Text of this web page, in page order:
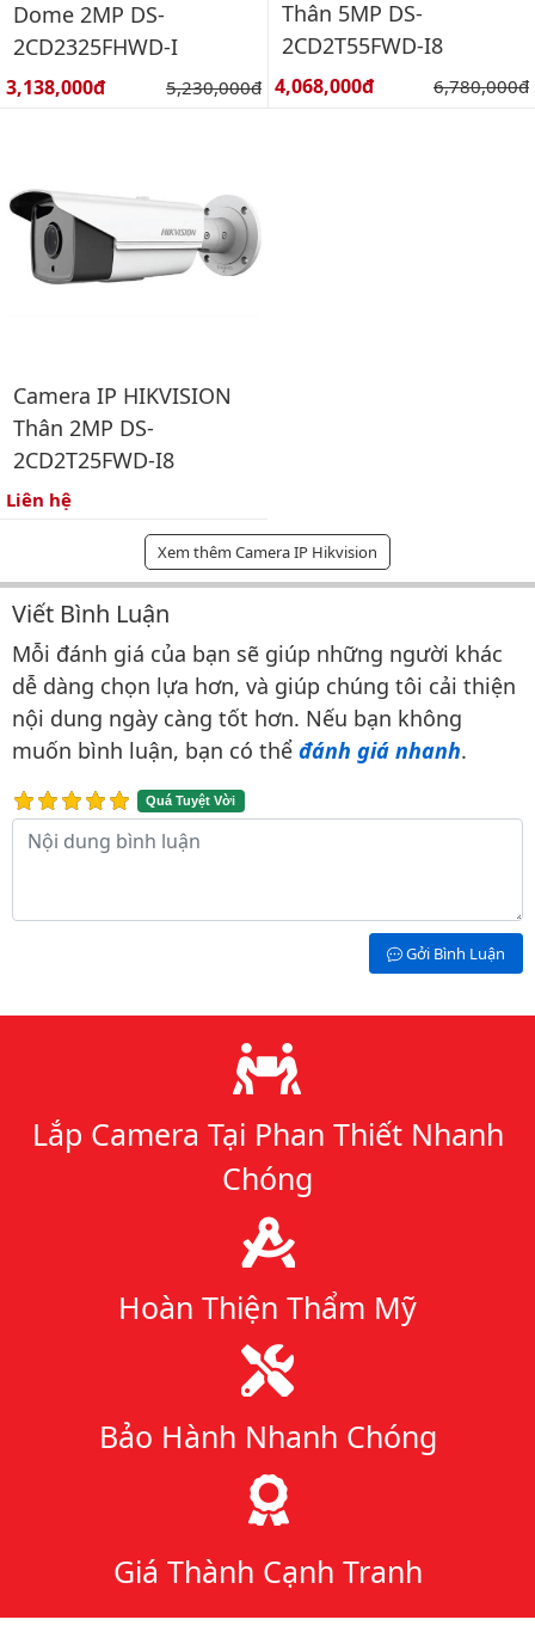
Dome 2MP DS-
2CD2325FHWD-I
Giá bán:
3,138,000đ Giá gốc:
5,230,000đ
Thân 5MP DS-
2CD2T55FWD-I8
Giá bán:
4,068,000đ Giá gốc:
6,780,000đ
Camera IP HIKVISION
Thân 2MP DS-
2CD2T25FWD-I8
Liên hệ
Xem thêm Camera IP Hikvision
Bình luận & Đánh giá
Viết Bình Luận
Mỗi đánh giá của bạn sẽ giúp những người khác
dễ dàng chọn lựa hơn, và giúp chúng tôi cải thiện
nội dung ngày càng tốt hơn. Nếu bạn không
muốn bình luận, bạn có thể đánh giá nhanh.
Quá Tuyệt Vời
Nội dung bình luận
Gởi Bình Luận
Lý do chọn chúng tôi
Lắp Camera Tại Phan Thiết Nhanh
Chóng
Hoàn Thiện Thẩm Mỹ
Bảo Hành Nhanh Chóng
Giá Thành Cạnh Tranh